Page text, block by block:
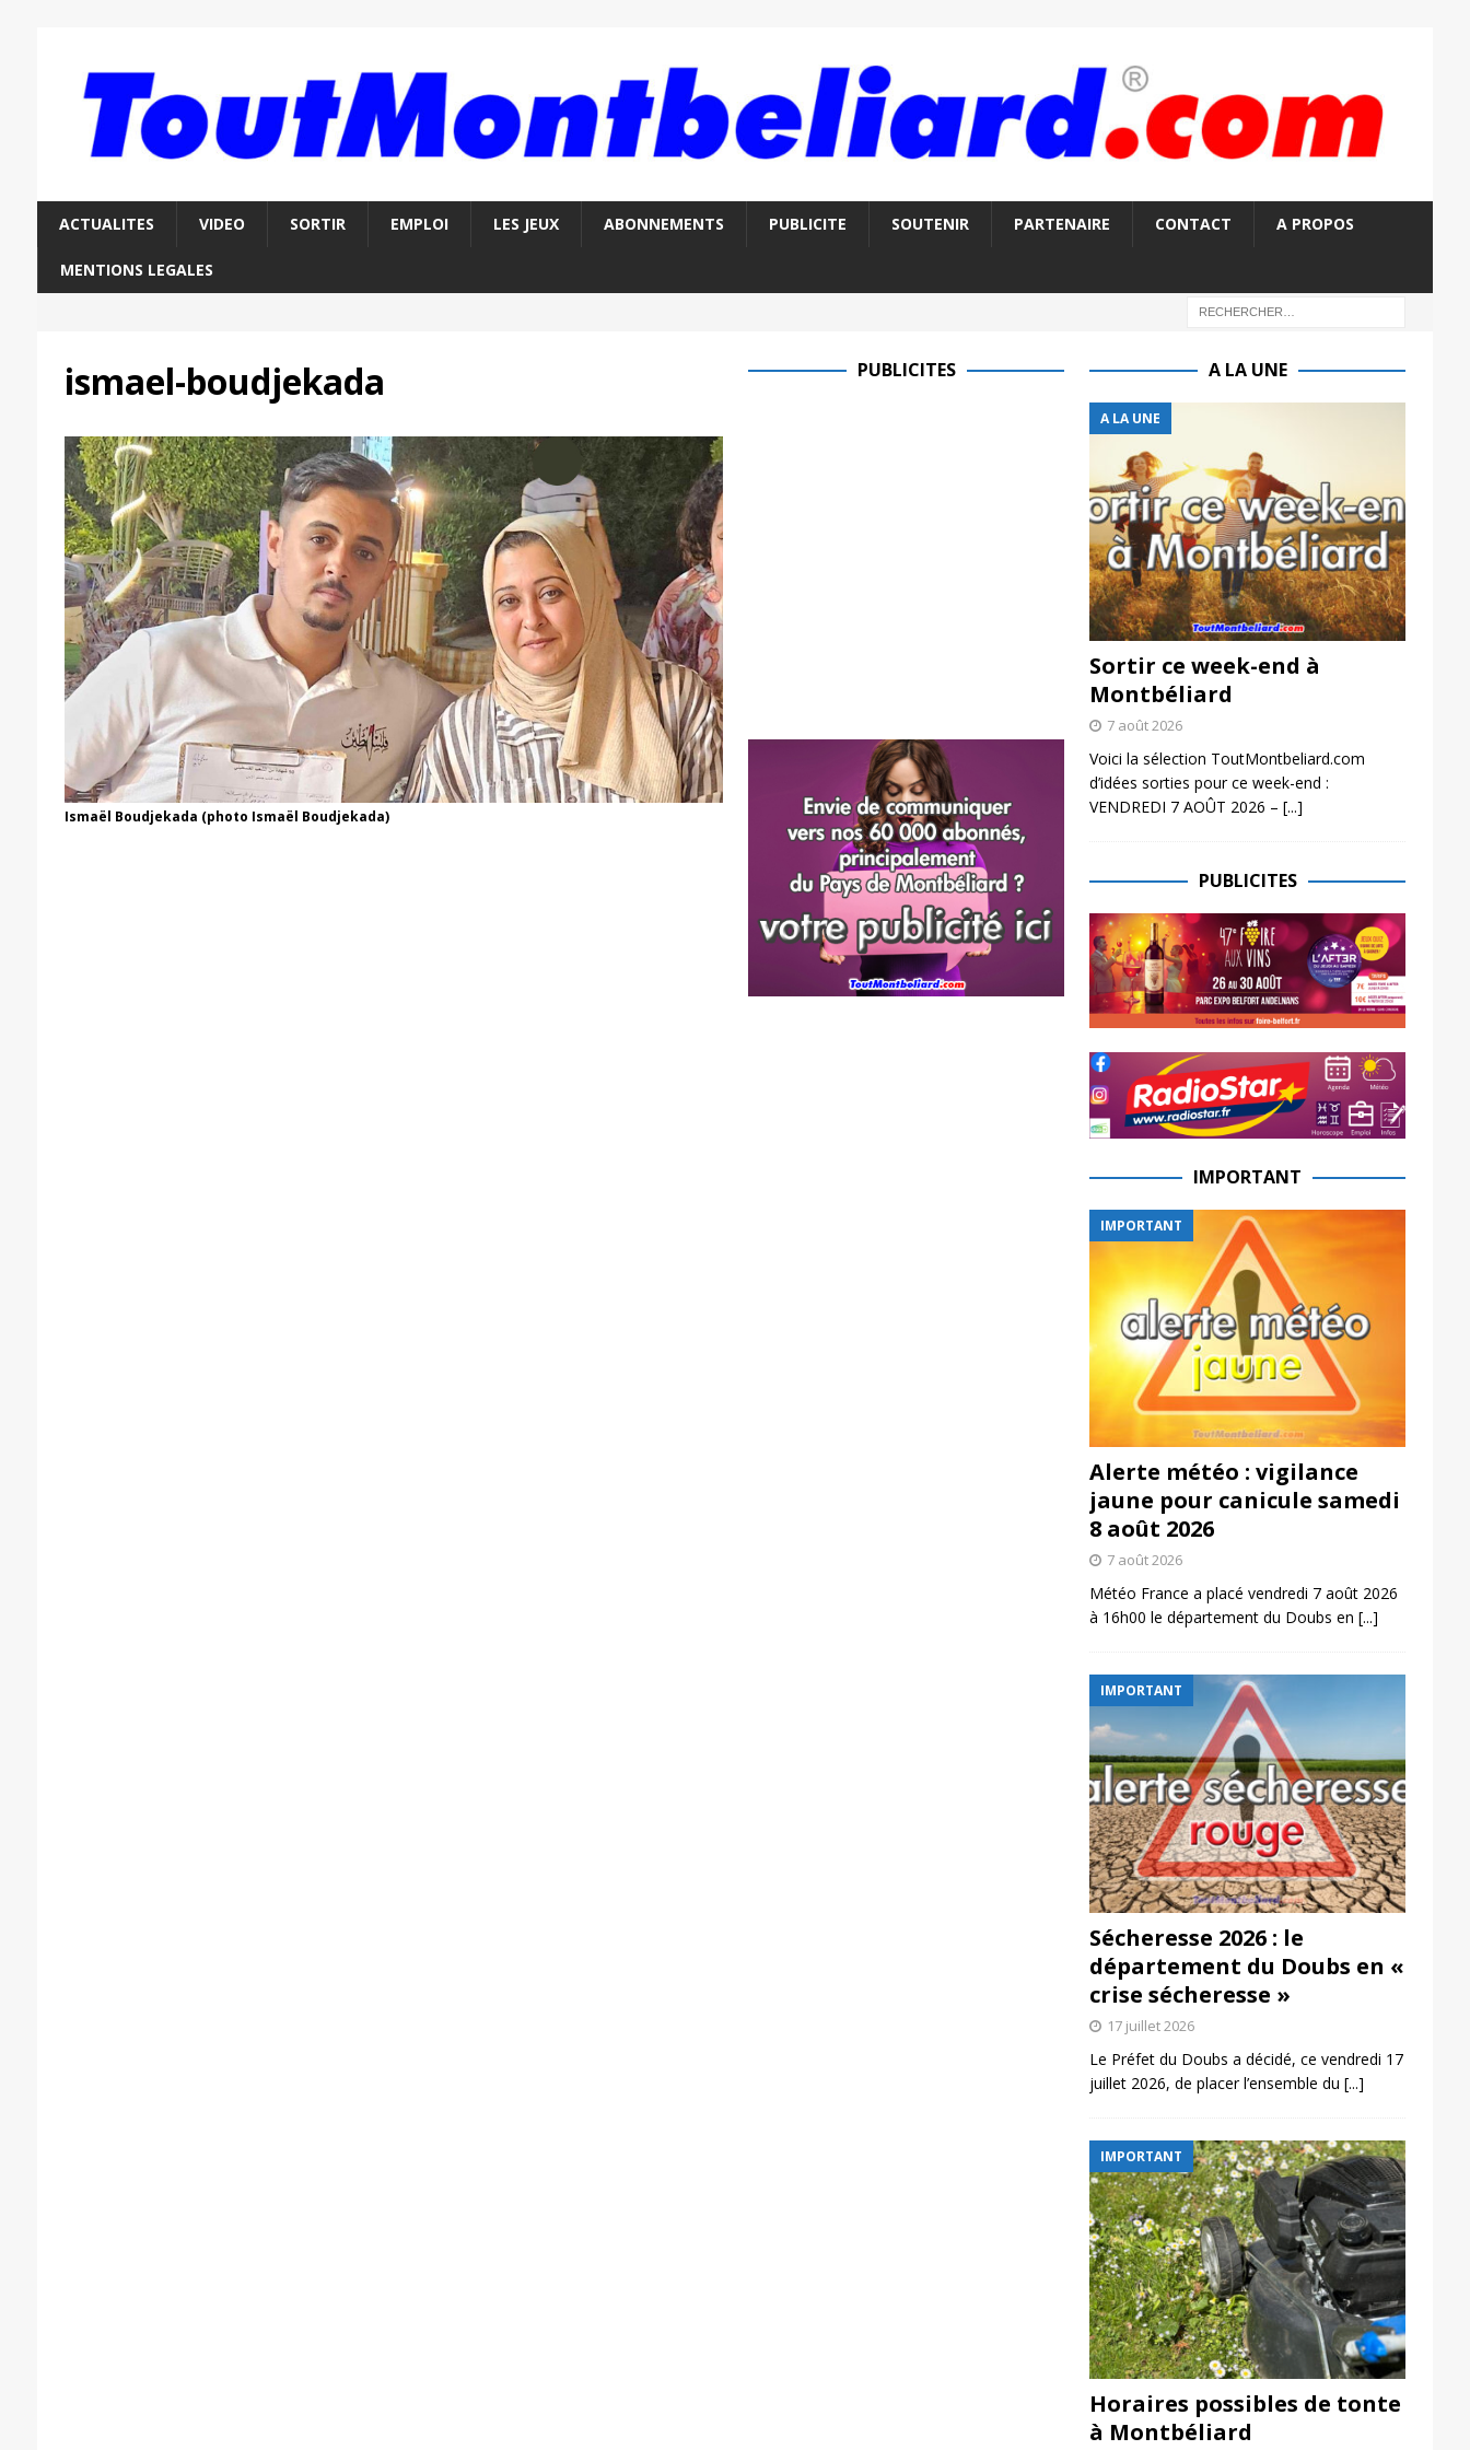
ACTUALITES VIDEO SORTIR EMPLOI LES JEUX ABONNEMENTS PUBLICITE SOUTENIR PARTENAIRE CONTACT A PROPOS
MENTIONS LEGALES
ismael-boudjekada
Ismaël Boudjekada (photo Ismaël Boudjekada)
PUBLICITES A LA UNE
A LA UNE
Sortir ce week-end à
Montbéliard
7 août 2026
Voici la sélection ToutMontbeliard.com
d’idées sorties pour ce week-end :
VENDREDI 7 AOÛT 2026 – [...]
PUBLICITES
IMPORTANT
IMPORTANT
Alerte météo : vigilance
jaune pour canicule samedi
8 août 2026
7 août 2026
Météo France a placé vendredi 7 août 2026
à 16h00 le département du Doubs en [...]
IMPORTANT
Sécheresse 2026 : le
département du Doubs en «
crise sécheresse »
17 juillet 2026
Le Préfet du Doubs a décidé, ce vendredi 17
juillet 2026, de placer l’ensemble du [...]
IMPORTANT
Horaires possibles de tonte
à Montbéliard